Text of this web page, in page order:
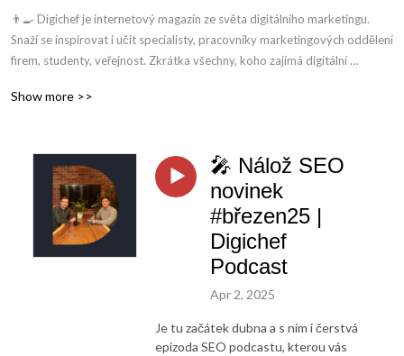
👨‍🍳 Digichef je internetový magazín ze světa digitálního marketingu.
Snaží se inspirovat i učit specialisty, pracovníky marketingových oddělení
firem, studenty, veřejnost. Zkrátka všechny, koho zajímá digitální
📧 Na vaše feedbacky, připomínky, názory a komentáře se těšíme na:
redakce@digichef.cz
Show more >>
🎤 Nálož SEO
novinek
#březen25 |
Digichef
Podcast
Apr 2, 2025
Je tu začátek dubna a s ním i čerstvá
epizoda SEO podcastu, kterou vás